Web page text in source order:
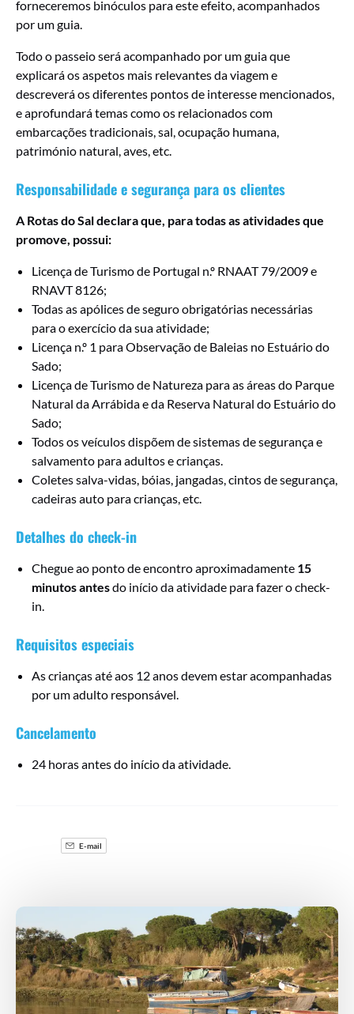
forneceremos binóculos para este efeito, acompanhados
por um guia.
Todo o passeio será acompanhado por um guia que
explicará os aspetos mais relevantes da viagem e
descreverá os diferentes pontos de interesse mencionados,
e aprofundarátemas como os relacionados com
embarcações tradicionais, sal, ocupação humana,
património natural, aves, etc.
Responsabilidade e segurança para os clientes
A Rotas do Sal declara que, para todas as atividades que
promove, possui:
Licença de Turismo de Portugal n.º RNAAT 79/2009 e
RNAVT 8126;
Todas as apólices de seguro obrigatórias necessárias
para o exercício da sua atividade;
Licença n.º 1 para Observação de Baleias no Estuário do
Sado;
Licença de Turismo de Natureza para as áreas do Parque
Natural da Arrábida e da Reserva Natural do Estuário do
Sado;
Todos os veículos dispõem de sistemas de segurança e
salvamento para adultos e crianças.
Coletes salva-vidas, bóias, jangadas, cintos de segurança,
cadeiras auto para crianças, etc.
Detalhes do check-in
Chegue ao ponto de encontro aproximadamente 15
minutos antesdo início da atividade para fazer o check-
in.
Requisitos especiais
As crianças até aos 12 anos devem estar acompanhadas
por um adulto responsável.
Cancelamento
24 horas antes do início da atividade.
E-mail